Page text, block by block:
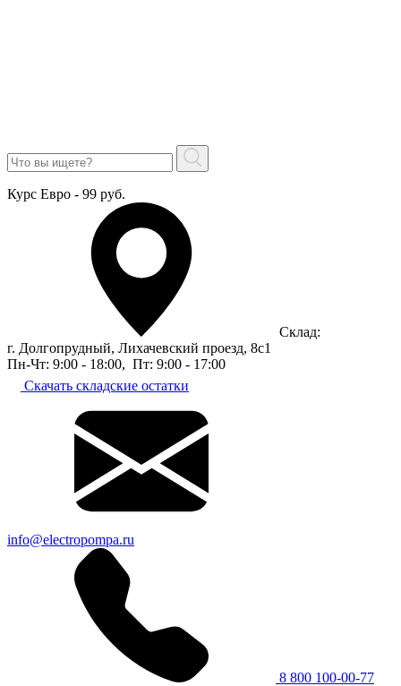
Курс Евро - 99 руб.
Склад:
г. Долгопрудный, Лихачевский проезд, 8c1
Пн-Чт: 9:00 - 18:00, Пт: 9:00 - 17:00
Скачать складские остатки
info@electropompa.ru
8 800 100-00-77